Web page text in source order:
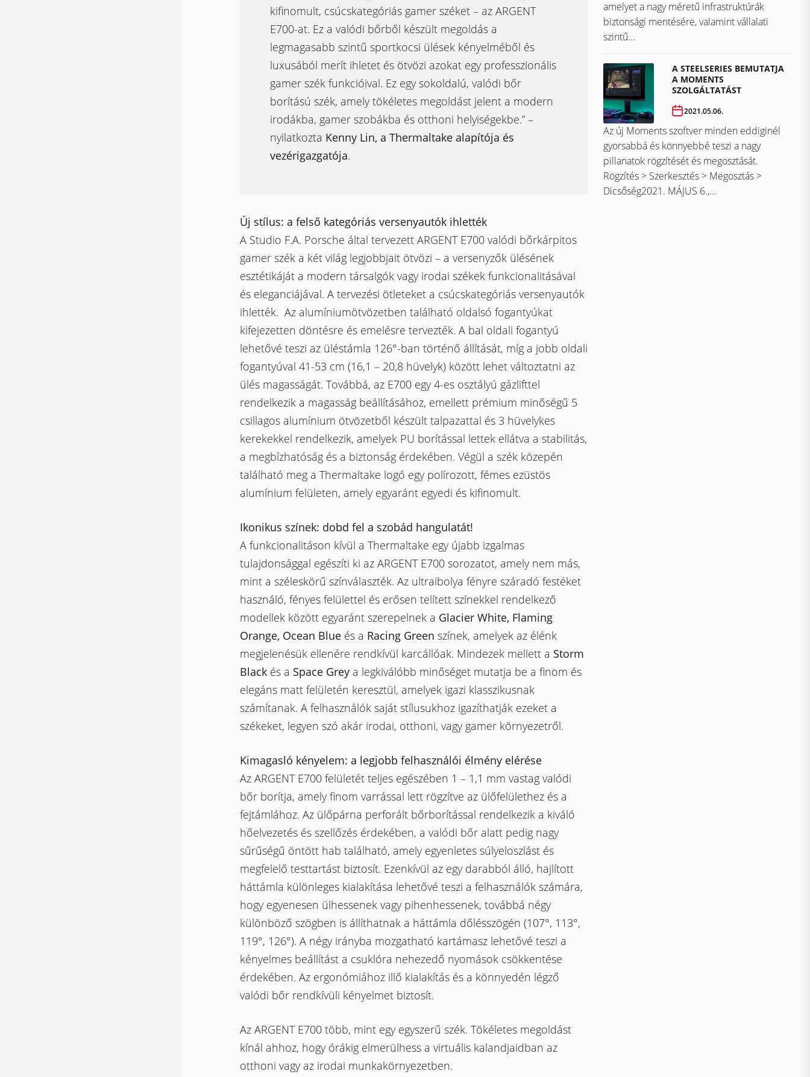
kifinomult, csúcskategóriás gamer széket – az ARGENT
E700-at. Ez a valódi bőrből készült megoldás a
legmagasabb szintű sportkocsi ülések kényelméből és
luxusából merít ihletet és ötvözi azokat egy professzionális
gamer szék funkcióival. Ez egy sokoldalú, valódi bőr
borítású szék, amely tökéletes megoldást jelent a modern
irodákba, gamer szobákba és otthoni helyiségekbe.” –
nyilatkozta Kenny Lin, a Thermaltake alapítója és
vezérigazgatója.
Új stílus: a felső kategóriás versenyautók ihlették
A Studio F.A. Porsche által tervezett ARGENT E700 valódi bőrkárpitos
gamer szék a két világ legjobbjait ötvözi – a versenyzők ülésének
esztétikáját a modern társalgók vagy irodai székek funkcionalitásával
és eleganciájával. A tervezési ötleteket a csúcskategóriás versenyautók
ihlették. Az alumíniumötvözetben található oldalsó fogantyúkat
kifejezetten döntésre és emelésre tervezték. A bal oldali fogantyú
lehetővé teszi az üléstámla 126°-ban történő állítását, míg a jobb oldali
fogantyúval 41-53 cm (16,1 – 20,8 hüvelyk) között lehet változtatni az
ülés magasságát. Továbbá, az E700 egy 4-es osztályú gázlifttel
rendelkezik a magasság beállításához, emellett prémium minőségű 5
csillagos alumínium ötvözetből készült talpazattal és 3 hüvelykes
kerekekkel rendelkezik, amelyek PU borítással lettek ellátva a stabilitás,
a megbízhatóság és a biztonság érdekében. Végül a szék közepén
található meg a Thermaltake logó egy polírozott, fémes ezüstös
alumínium felületen, amely egyaránt egyedi és kifinomult.
Ikonikus színek: dobd fel a szobád hangulatát!
A funkcionalitáson kívül a Thermaltake egy újabb izgalmas
tulajdonsággal egészíti ki az ARGENT E700 sorozatot, amely nem más,
mint a széleskörű színválaszték. Az ultraibolya fényre száradó festéket
használó, fényes felülettel és erősen telített színekkel rendelkező
modellek között egyaránt szerepelnek a Glacier White, Flaming
Orange, Ocean Blueés a Racing Green színek, amelyek az élénk
megjelenésük ellenére rendkívül karcállóak. Mindezek mellett a Storm
Blackés a Space Greya legkiválóbb minőséget mutatja be a finom és
elegáns matt felületén keresztül, amelyek igazi klasszikusnak
számítanak. A felhasználók saját stílusukhoz igazíthatják ezeket a
székeket, legyen szó akár irodai, otthoni, vagy gamer környezetről.
Kimagasló kényelem: a legjobb felhasználói élmény elérése
Az ARGENT E700 felületét teljes egészében 1 – 1,1 mm vastag valódi
bőr borítja, amely finom varrással lett rögzítve az ülőfelülethez és a
fejtámlához. Az ülőpárna perforált bőrborítással rendelkezik a kiváló
hőelvezetés és szellőzés érdekében, a valódi bőr alatt pedig nagy
sűrűségű öntött hab található, amely egyenletes súlyeloszlást és
megfelelő testtartást biztosít. Ezenkívül az egy darabból álló, hajlított
háttámla különleges kialakítása lehetővé teszi a felhasználók számára,
hogy egyenesen ülhessenek vagy pihenhessenek, továbbá négy
különböző szögben is állíthatnak a háttámla dőlésszögén (107°, 113°,
119°, 126°). A négy irányba mozgatható kartámasz lehetővé teszi a
kényelmes beállítást a csuklóra nehezedő nyomások csökkentése
érdekében. Az ergonómiához illő kialakítás és a könnyedén légző
valódi bőr rendkívüli kényelmet biztosít.
Az ARGENT E700 több, mint egy egyszerű szék. Tökéletes megoldást
kínál ahhoz, hogy órákig elmerülhess a virtuális kalandjaidban az
otthoni vagy az irodai munkakörnyezetben.
amelyet a nagy méretű infrastruktúrák
biztonsági mentésére, valamint vállalati
szintű...
A STEELSERIES BEMUTATJA
A MOMENTS
SZOLGÁLTATÁST
2021.05.06.
Az új Moments szoftver minden eddiginél
gyorsabbá és könnyebbé teszi a nagy
pillanatok rögzítését és megosztását.
Rögzítés > Szerkesztés > Megosztás >
Dicsőség2021. MÁJUS 6.,...